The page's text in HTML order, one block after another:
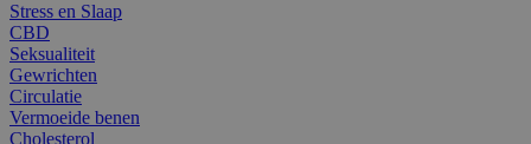
Stress en Slaap
CBD
Seksualiteit
Gewrichten
Circulatie
Vermoeide benen
Cholesterol